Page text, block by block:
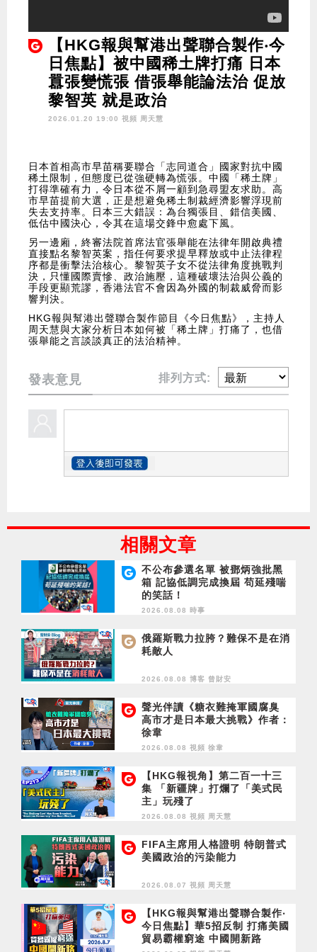
【HKG報與幫港出聲聯合製作‧今
日焦點】被中國稀土牌打痛 日本
囂張變慌張 借張舉能論法治 促放
黎智英 就是政治
2026.01.20 19:00 視頻 周天慧
日本首相高市早苗稱要聯合「志同道合」國家對抗中國
稀土限制，但態度已從強硬轉為慌張。中國「稀土牌」
打得準確有力，令日本從不屑一顧到急尋盟友求助。高
市早苗提前大選，正是想避免稀土制裁經濟影響浮現前
失去支持率。日本三大錯誤：為台獨張目、錯信美國、
低估中國決心，令其在這場交鋒中愈處下風。
另一邊廂，終審法院首席法官張舉能在法律年開啟典禮
直接點名黎智英案，指任何要求提早釋放或中止法律程
序都是衝擊法治核心。黎智英子女不從法律角度挑戰判
決，只懂國際賣慘、政治施壓，這種破壞法治與公義的
手段更顯荒謬，香港法官不會因為外國的制裁威脅而影
響判決。
HKG報與幫港出聲聯合製作節目《今日焦點》，主持人
周天慧與大家分析日本如何被「稀土牌」打痛了，也借
張舉能之言談談真正的法治精神。
發表意見 排列方式:
相關文章
不公布參選名單 被鄧炳強批黑
箱 記協低調完成換屆 苟延殘喘
的笑話！
2026.08.08 時事
俄羅斯戰力拉胯？難保不是在消
耗敵人
2026.08.08 博客 曾財安
聲光伴讀《糖衣難掩軍國腐臭
高市才是日本最大挑戰》作者：
徐韋
2026.08.08 視頻 徐韋
【HKG報視角】第二百一十三
集 「新疆牌」打爛了「美式民
主」玩殘了
2026.08.08 視頻 周天慧
FIFA主席用人格證明 特朗普式
美國政治的污染能力
2026.08.07 視頻 周天慧
【HKG報與幫港出聲聯合製作‧
今日焦點】華5招反制 打痛美國
貿易霸權窮途 中國開新路